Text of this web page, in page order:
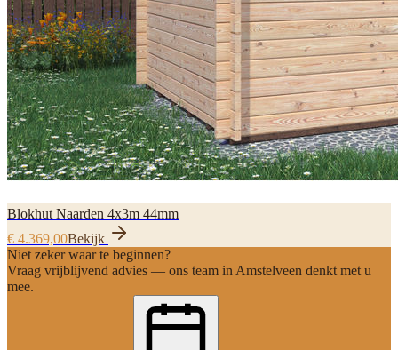
Blokhut Naarden 4x3m 44mm
€ 4.369,00Bekijk
Niet zeker waar te beginnen?
Vraag vrijblijvend advies — ons team in Amstelveen denkt met u
mee.